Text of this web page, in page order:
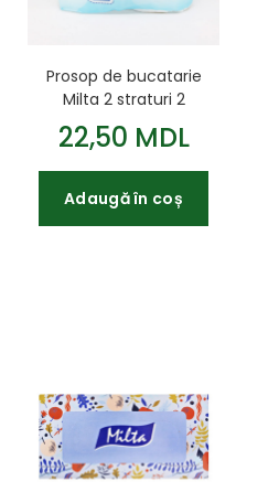
Prosop de bucatarie
Milta 2 straturi 2
role/set
22,50 MDL
Adaugă în coș